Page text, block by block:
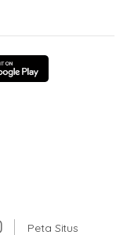
Peta Situs